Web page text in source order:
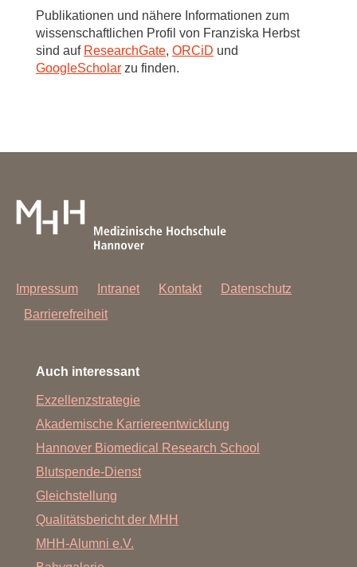
Publikationen und nähere Informationen zum
wissenschaftlichen Profil von Franziska Herbst
sind auf ResearchGate, ORCiD und
GoogleScholar zu finden.
Impressum Intranet Kontakt
Datenschutz
Barrierefreiheit
Auch interessant
Exzellenzstrategie
Akademische Karriereentwicklung
Hannover Biomedical Research School
Blutspende-Dienst
Gleichstellung
Qualitätsbericht der MHH
MHH-Alumni e.V.